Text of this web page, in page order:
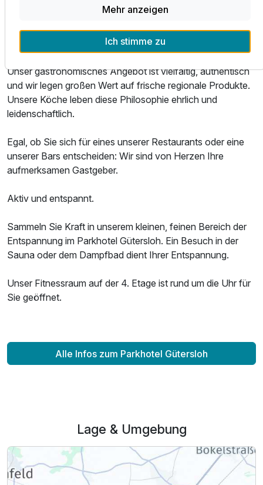
Ausstattung
Für 4 Tage p.P. ab399,00 €
Doppelzimmer Standard Klassik
Das Parkhotel ist ein ausgezeichneter Ort, um Leib und
Seele zu verwöhnen. Ob regionale Spezialitäten,
internationale Klassiker oder gepflegte Weine: Unsere
Unser gastronomisches Angebot ist vielfältig, authentisch
und wir legen großen Wert auf frische regionale Produkte.
Unsere Köche leben diese Philosophie ehrlich und
leidenschaftlich.
Egal, ob Sie sich für eines unserer Restaurants oder eine
unserer Bars entscheiden: Wir sind von Herzen Ihre
aufmerksamen Gastgeber.
Aktiv und entspannt.
Sammeln Sie Kraft in unserem kleinen, feinen Bereich der
Entspannung im Parkhotel Gütersloh. Ein Besuch in der
Sauna oder dem Dampfbad dient Ihrer Entspannung.
Unser Fitnessraum auf der 4. Etage ist rund um die Uhr für
Sie geöffnet.
Alle Infos zum Parkhotel Gütersloh
Lage & Umgebung
Mehr anzeigen
Ich stimme zu